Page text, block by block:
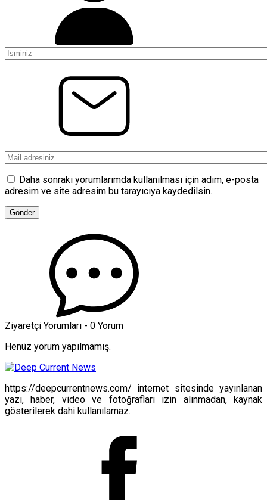
Daha sonraki yorumlarımda kullanılması için adım, e-posta
adresim ve site adresim bu tarayıcıya kaydedilsin.
Ziyaretçi Yorumları - 0 Yorum
Henüz yorum yapılmamış.
https://deepcurrentnews.com/ internet sitesinde yayınlanan
yazı, haber, video ve fotoğrafları izin alınmadan, kaynak
gösterilerek dahi kullanılamaz.